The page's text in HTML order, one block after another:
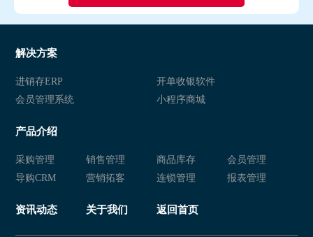
解决方案
进销存ERP
开单收银软件
会员管理系统
小程序商城
产品介绍
采购管理 销售管理 商品库存
会员管理
导购CRM
营销拓客 连锁管理 报表管理
资讯动态 关于我们 返回首页